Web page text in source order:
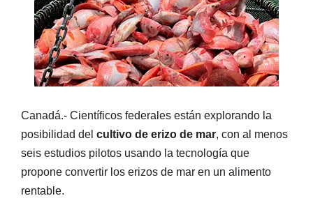
Canadá.- Científicos federales están explorando la
posibilidad del cultivo de erizo de mar, con al menos
seis estudios pilotos usando la tecnología que
propone convertir los erizos de mar en un alimento
rentable.